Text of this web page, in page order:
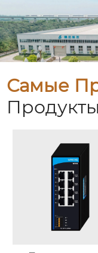
Самые
Продукты